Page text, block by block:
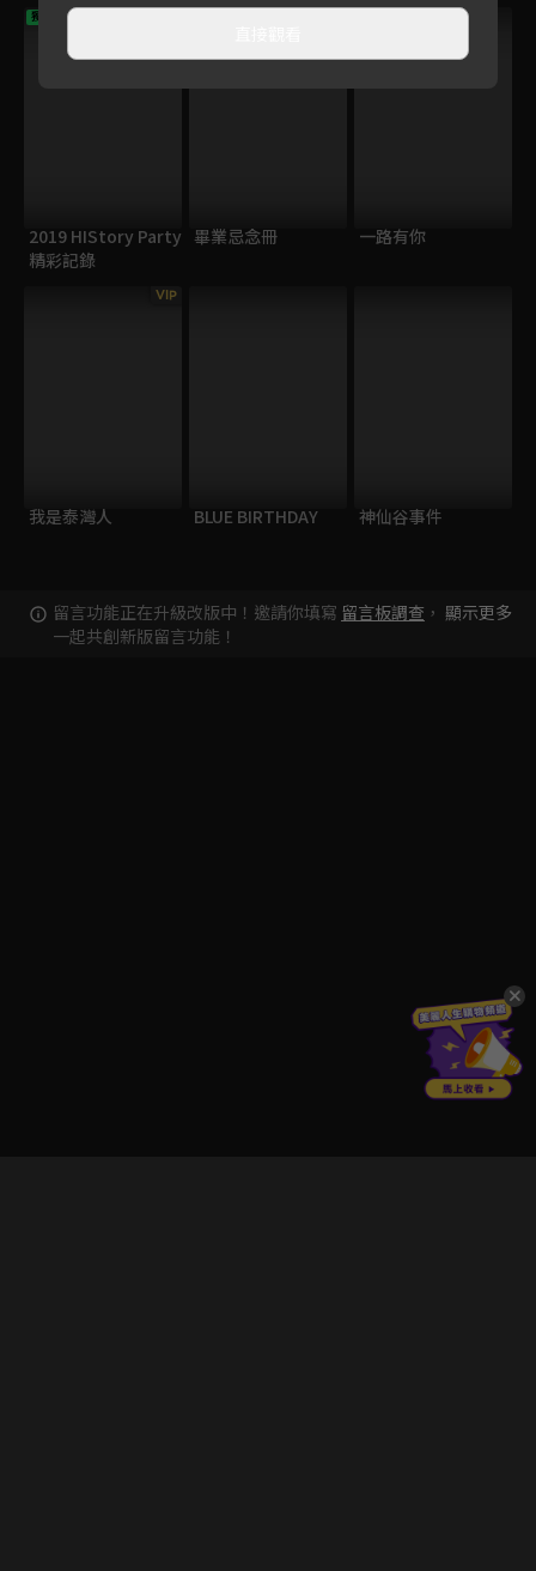
獨家
2019 HIStory Party
精彩記錄
畢業忌念冊 一路有你
VIP
我是泰灣人 BLUE BIRTHDAY 神仙谷事件
留言功能正在升級改版中！邀請你填寫 留言板調查 ，
一起共創新版留言功能！
顯示更多